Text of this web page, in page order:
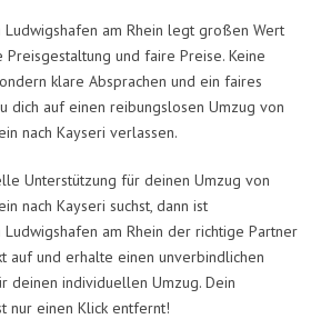
Ludwigshafen am Rhein legt großen Wert
und faire Preise. Keine
klare Absprachen und ein faires
dich auf einen reibungslosen Umzug von
nach Kayseri verlassen.
Unterstützung für deinen Umzug von
nach Kayseri suchst, dann ist
am Rhein der richtige Partner
auf und erhalte einen unverbindlichen
deinen individuellen Umzug. Dein
nur einen Klick entfernt!